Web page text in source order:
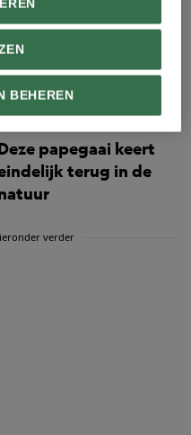
Hebben vissen een
papegaai keert
terug in de
verder
BEHEREN